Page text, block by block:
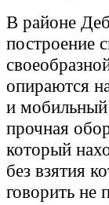
В районе
построение
опираются
и мобильный
прочная
который
без взятия
говорить не